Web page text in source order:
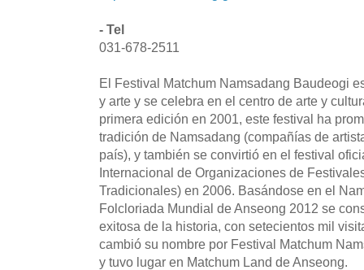
- Tel
031-678-2511
El Festival Matchum Namsadang Baudeogi
y arte y se celebra en el centro de arte y
primera edición en 2001, este festival ha
tradición de Namsadang (compañías de
país), y también se convirtió en el festival
Internacional de Organizaciones de
Tradicionales) en 2006. Basándose en el
Folcloriada Mundial de Anseong 2012 se
exitosa de la historia, con setecientos mil
cambió su nombre por Festival Matchum
y tuvo lugar en Matchum Land de Anseong.